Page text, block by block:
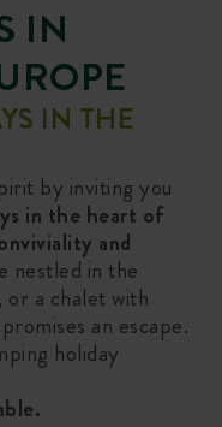
IN
IN THE
by inviting you
in the heart of
and
nestled in the
a chalet with
an escape.
holiday